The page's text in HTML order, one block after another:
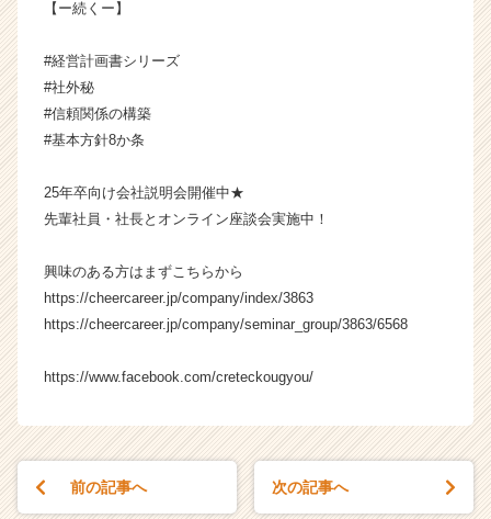
C
a
r
e
r）
【ー続くー】
#経営計画書シリーズ
#社外秘
#信頼関係の構築
#基本方針8か条
25年卒向け会社説明会開催中★
先輩社員・社長とオンライン座談会実施中！
興味のある方はまずこちらから
https://cheercareer.jp/company/index/3863
https://cheercareer.jp/company/seminar_group/3863/6568
https://www.facebook.com/creteckougyou/
前の記事へ 次の記事へ